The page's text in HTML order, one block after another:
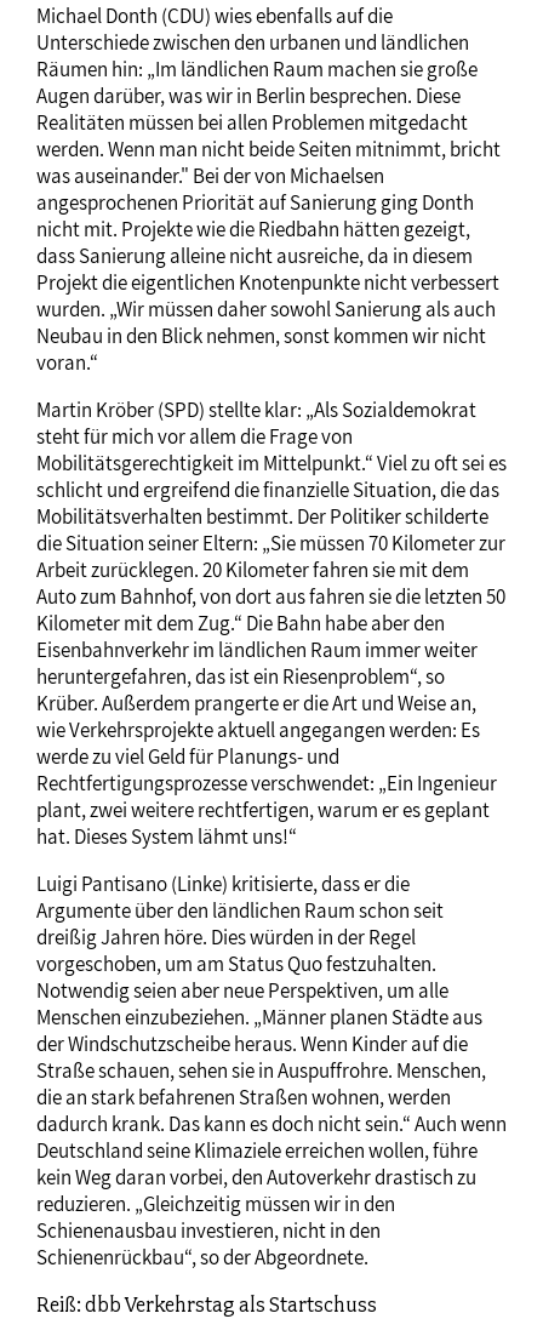
Michael Donth (CDU) wies ebenfalls auf die
Unterschiede zwischen den urbanen und ländlichen
Räumen hin: „Im ländlichen Raum machen sie große
Augen darüber, was wir in Berlin besprechen. Diese
Realitäten müssen bei allen Problemen mitgedacht
werden. Wenn man nicht beide Seiten mitnimmt, bricht
was auseinander." Bei der von Michaelsen
angesprochenen Priorität auf Sanierung ging Donth
nicht mit. Projekte wie die Riedbahn hätten gezeigt,
dass Sanierung alleine nicht ausreiche, da in diesem
Projekt die eigentlichen Knotenpunkte nicht verbessert
wurden. „Wir müssen daher sowohl Sanierung als auch
Neubau in den Blick nehmen, sonst kommen wir nicht
voran.“
Martin Kröber (SPD) stellte klar: „Als Sozialdemokrat
steht für mich vor allem die Frage von
Mobilitätsgerechtigkeit im Mittelpunkt.“ Viel zu oft sei es
schlicht und ergreifend die finanzielle Situation, die das
Mobilitätsverhalten bestimmt. Der Politiker schilderte
die Situation seiner Eltern: „Sie müssen 70 Kilometer zur
Arbeit zurücklegen. 20 Kilometer fahren sie mit dem
Auto zum Bahnhof, von dort aus fahren sie die letzten 50
Kilometer mit dem Zug.“ Die Bahn habe aber den
Eisenbahnverkehr im ländlichen Raum immer weiter
heruntergefahren, das ist ein Riesenproblem“, so
Krüber. Außerdem prangerte er die Art und Weise an,
wie Verkehrsprojekte aktuell angegangen werden: Es
werde zu viel Geld für Planungs- und
Rechtfertigungsprozesse verschwendet: „Ein Ingenieur
plant, zwei weitere rechtfertigen, warum er es geplant
hat. Dieses System lähmt uns!“
Luigi Pantisano (Linke) kritisierte, dass er die
Argumente über den ländlichen Raum schon seit
dreißig Jahren höre. Dies würden in der Regel
vorgeschoben, um am Status Quo festzuhalten.
Notwendig seien aber neue Perspektiven, um alle
Menschen einzubeziehen. „Männer planen Städte aus
der Windschutzscheibe heraus. Wenn Kinder auf die
Straße schauen, sehen sie in Auspuffrohre. Menschen,
die an stark befahrenen Straßen wohnen, werden
dadurch krank. Das kann es doch nicht sein.“ Auch wenn
Deutschland seine Klimaziele erreichen wollen, führe
kein Weg daran vorbei, den Autoverkehr drastisch zu
reduzieren. „Gleichzeitig müssen wir in den
Schienenausbau investieren, nicht in den
Schienenrückbau“, so der Abgeordnete.
Reiß: dbb Verkehrstag als Startschuss